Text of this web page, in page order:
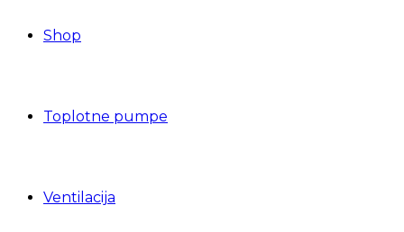
Shop
Toplotne pumpe
Ventilacija